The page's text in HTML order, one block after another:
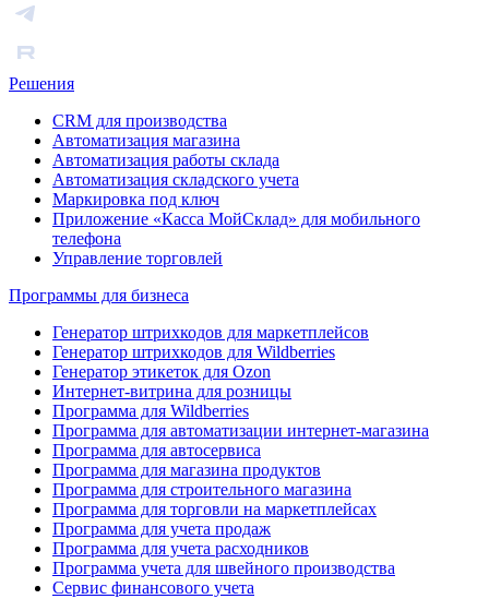
Решения
CRM для производства
Автоматизация магазина
Автоматизация работы склада
Автоматизация складского учета
Маркировка под ключ
Приложение «Касса МойСклад» для мобильного
телефона
Управление торговлей
Программы для бизнеса
Генератор штрихкодов для маркетплейсов
Генератор штрихкодов для Wildberries
Генератор этикеток для Ozon
Интернет-витрина для розницы
Программа для Wildberries
Программа для автоматизации интернет-магазина
Программа для автосервиса
Программа для магазина продуктов
Программа для строительного магазина
Программа для торговли на маркетплейсах
Программа для учета продаж
Программа для учета расходников
Программа учета для швейного производства
Сервис финансового учета